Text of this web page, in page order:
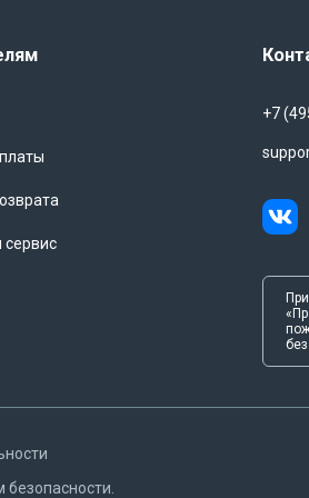
различных протоколов и
незаменимым инструментом для
Выбор EREMF 8 – это шаг к
сервис
+7